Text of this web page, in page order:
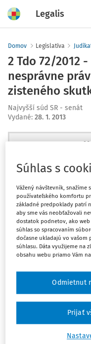
Legalis
Domov Legislatíva
2 Tdo 72/2012
nesprávne
zisteného
Najvyšší súd SR - senát
Vydané: 28. 1. 2013
Ups,
Celý
dostupný
Odomknite
obsahu a
zdarma,
Vďaka
Súhlas s
Vážený návštevník, snažíme
používateľského komfortu
základné predpoklady patrí
aby sme vás neobťažovali
dostatok podnetov, ako
súhlas so spracovaním
dočasne ukladajú vo vašom
súhlasu. Dáta využijeme na
obsahu webu priamo Vám
Odmietnut
Prijať